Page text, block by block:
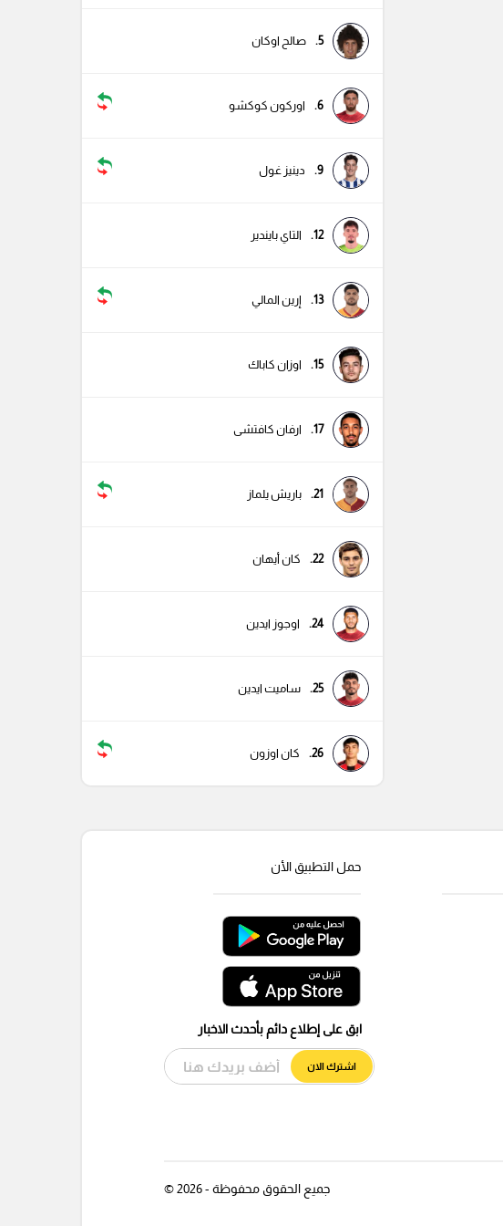
5. صالح اوكان
6. اوركون كوكشو
9. دينيز غول
12. التاي بايندير
13. إرين المالي
15. اوزان كاباك
17. ارفان كافتشى
21. باريش يلماز
22. كان أيهان
24. اوجوز ايدين
25. ساميت ايدين
26. كان اوزون
حمل التطبيق الأن
ابق على إطلاع دائم بأحدث الاخبار
اشترك الان
جميع الحقوق محفوظة - 2026 ©